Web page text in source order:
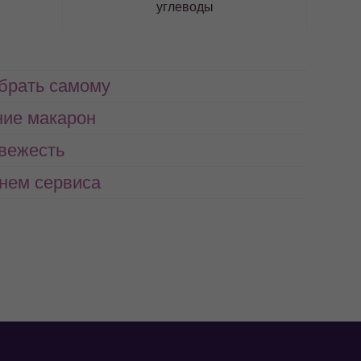
углеводы
самому
макарон
сервиса